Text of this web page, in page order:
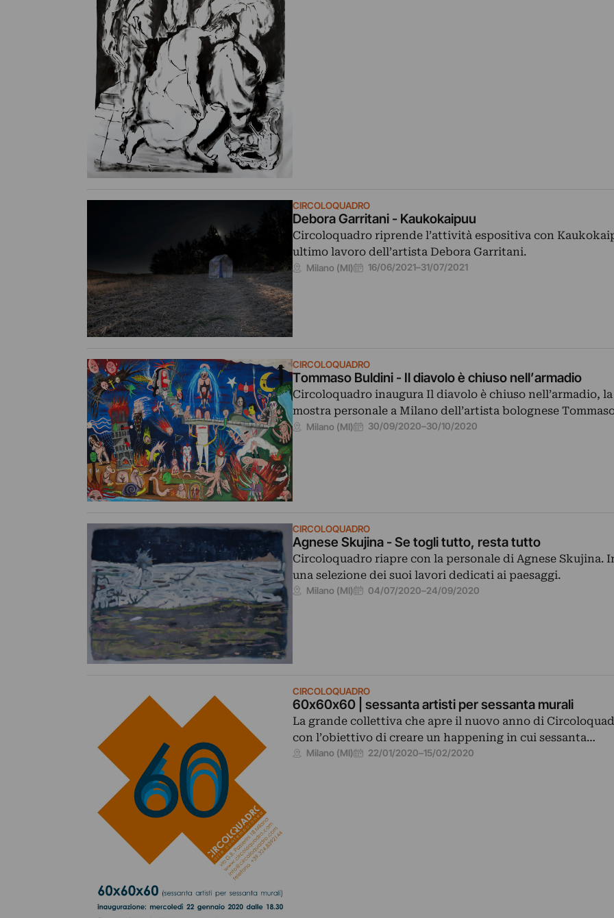
CIRCOLOQUADRO
Debora Garritani - Kaukokaipuu
Circoloquadro riprende l’attività espositiva con
ultimo lavoro dell’artista Debora Garritani.
Milano (MI) 16/06/2021–31/07/2021
CIRCOLOQUADRO
Tommaso Buldini - Il diavolo è chiuso nell’armadio
Circoloquadro inaugura Il diavolo è chiuso nell’armadio,
mostra personale a Milano dell’artista bolognese
Milano (MI) 30/09/2020–30/10/2020
CIRCOLOQUADRO
Agnese Skujina - Se togli tutto, resta tutto
Circoloquadro riapre con la personale di Agnese Skujina.
una selezione dei suoi lavori dedicati ai paesaggi.
Milano (MI) 04/07/2020–24/09/2020
CIRCOLOQUADRO
60x60x60 | sessanta artisti per sessanta murali
La grande collettiva che apre il nuovo anno di
con l’obiettivo di creare un happening in cui sessanta…
Milano (MI) 22/01/2020–15/02/2020